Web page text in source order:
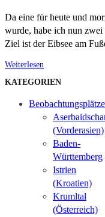
Da eine für heute und
wurde, habe ich nun
Ziel ist der Eibsee am
Weiterlesen
KATEGORIEN
Beobachtungsplätze
(Vorderasien)
Baden-
Württemberg
Istrien
(Kroatien)
Krumltal
(Österreich)